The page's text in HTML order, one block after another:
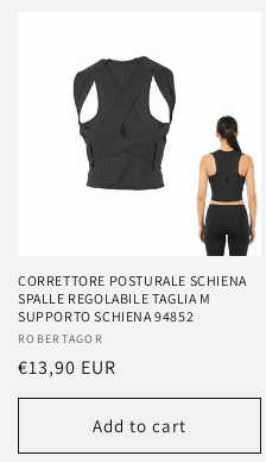
CORRETTORE POSTURALE SCHIENA
SPALLE REGOLABILE TAGLIA M
SUPPORTO SCHIENA 94852
Vendor:
ROBERTAGOR
Regular
price
€13,90 EUR
Add to cart